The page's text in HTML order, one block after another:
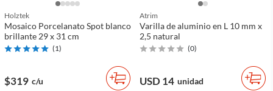
Holztek
Mosaico Porcelanato Spot blanco
brillante 29 x 31 cm
(1)
$319 c/u
Atrim
Varilla de aluminio en L 10 mm x
2,5 natural
(0)
USD 14 unidad